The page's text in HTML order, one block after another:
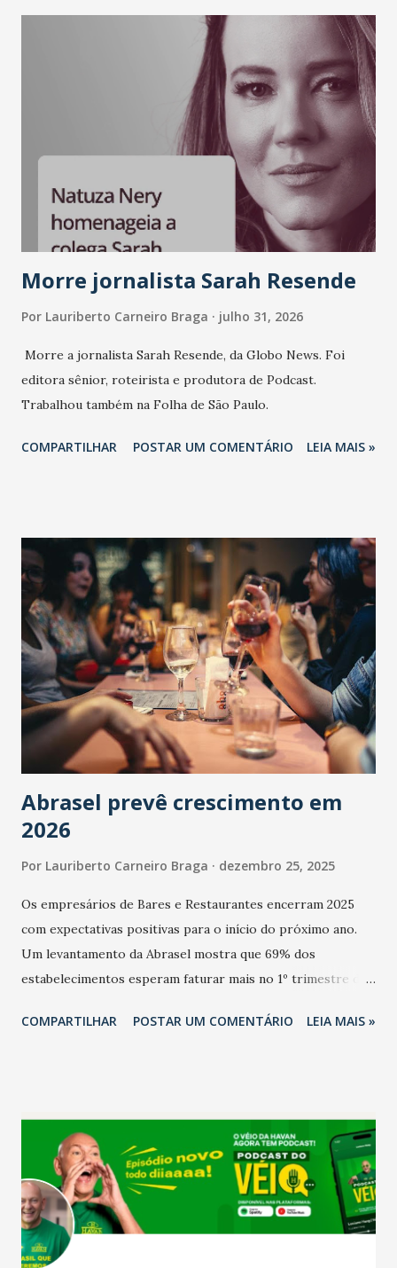
LinkedIn, VISA, Grupo 3corações, TikTok e M. Dias Branco.
A nova edição chega em um momento em que autenticidade
e consistência ganham peso nas conversas sobre marca,
liderança e estratégia. - Vivemos um momento em que todo
mundo fala muito e poucos entregam de verdade. O NM2B
sempre existiu para dar palco a quem constrói com
consistência, e nesta edição isso fica ainda mais claro.
Vamos reforçar que ser genuíno sustenta a confiança entre
marcas, pessoas e mercado", afirma Tamires So...
Morre jornalista Sarah Resende
Por Lauriberto Carneiro Braga julho 31, 2026
Morre a jornalista Sarah Resende, da Globo News. Foi
editora sênior, roteirista e produtora de Podcast.
Trabalhou também na Folha de São Paulo.
COMPARTILHAR POSTAR UM COMENTÁRIO LEIA MAIS »
Abrasel prevê crescimento em
2026
Por Lauriberto Carneiro Braga dezembro 25, 2025
Os empresários de Bares e Restaurantes encerram 2025
com expectativas positivas para o início do próximo ano.
Um levantamento da Abrasel mostra que 69% dos
estabelecimentos esperam faturar mais no 1º trimestre de
relação ao último trimestre deste ano, 56% também
confraternizações de fim de ano e pelo pagamento do 13º
Salário para um número maior de trabalhadores, já que o
país tem a menor taxa de desemprego dos anos recentes.
Ainda segundo a Pesquisa, em novembro de 2025, 40% dos
bares e restaurantes operaram com lucro e outros 40%
registraram equilíbrio financeiro. Já o percentual de
COMPARTILHAR POSTAR UM COMENTÁRIO LEIA MAIS »